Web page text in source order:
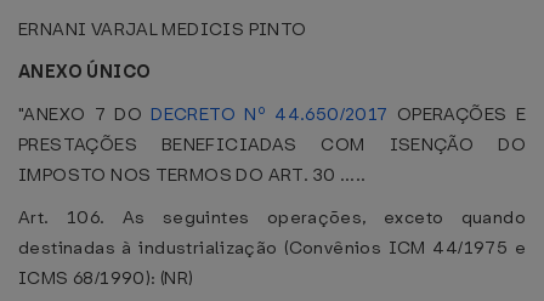
ERNANI VARJAL MEDICIS PINTO
ANEXO ÚNICO
"ANEXO 7 DO DECRETO Nº 44.650/2017 OPERAÇÕES E
PRESTAÇÕES BENEFICIADAS COM ISENÇÃO DO
IMPOSTO NOS TERMOS DO ART. 30 .....
Art. 106. As seguintes operações, exceto quando
destinadas à industrialização (Convênios ICM 44/1975 e
ICMS 68/1990): (NR)